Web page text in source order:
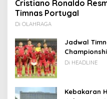
Cristiano Ronaldo
Timnas Portugal
Di OLAHRAGA
Jadwal
Kamboja
Di HEADLINE
Kebakaran